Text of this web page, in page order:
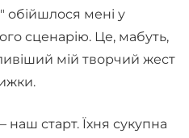
обійшлося мені у
сценарію. Це, мабуть,
мій творчий жест
старт. Їхня сукупна